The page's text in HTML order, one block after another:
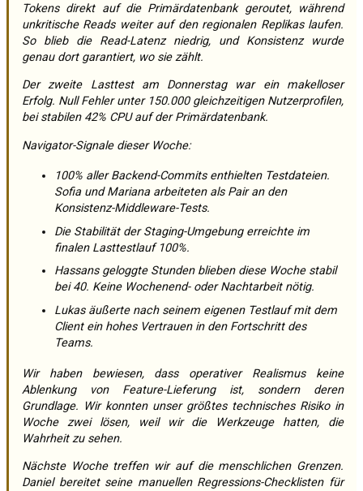
Tokens direkt auf die Primärdatenbank geroutet, während
unkritische Reads weiter auf den regionalen Replikas laufen.
So blieb die Read-Latenz niedrig, und Konsistenz wurde
genau dort garantiert, wo sie zählt.
Der zweite Lasttest am Donnerstag war ein makelloser
Erfolg. Null Fehler unter 150.000 gleichzeitigen Nutzerprofilen,
bei stabilen 42% CPU auf der Primärdatenbank.
Navigator-Signale dieser Woche:
100% aller Backend-Commits enthielten Testdateien.
Sofia und Mariana arbeiteten als Pair an den
Konsistenz-Middleware-Tests.
Die Stabilität der Staging-Umgebung erreichte im
finalen Lasttestlauf 100%.
Hassans geloggte Stunden blieben diese Woche stabil
bei 40. Keine Wochenend- oder Nachtarbeit nötig.
Lukas äußerte nach seinem eigenen Testlauf mit dem
Client ein hohes Vertrauen in den Fortschritt des
Teams.
Wir haben bewiesen, dass operativer Realismus keine
Ablenkung von Feature-Lieferung ist, sondern deren
Grundlage. Wir konnten unser größtes technisches Risiko in
Woche zwei lösen, weil wir die Werkzeuge hatten, die
Wahrheit zu sehen.
Nächste Woche treffen wir auf die menschlichen Grenzen.
Daniel bereitet seine manuellen Regressions-Checklisten für